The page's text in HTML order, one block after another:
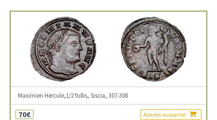
Maximien Hercule,1/2 follis, Siscia, 307-308
70€ Ajouter au panier